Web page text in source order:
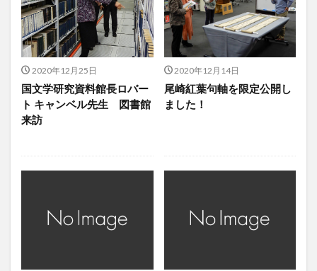
2020年12月25日
国文学研究資料館長ロバー
ト キャンベル先生 図書館
来訪
2020年12月14日
尾崎紅葉句軸を限定公開し
ました！